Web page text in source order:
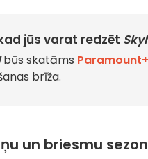
jūs varat redzēt
būs skatāms Paramount+
brīža.
un briesmu